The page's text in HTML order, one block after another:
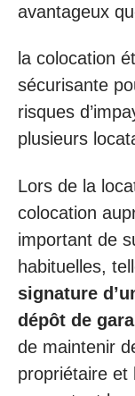
avantageux
la colocation
sécurisante
risques
plusieurs
Lors de la
colocation
important de
habituelles,
signature
dépôt de
de maintenir
propriétaire et